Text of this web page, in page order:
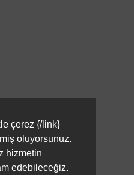
çerez {/link}
oluyorsunuz.
hizmetin
edebileceğiz.